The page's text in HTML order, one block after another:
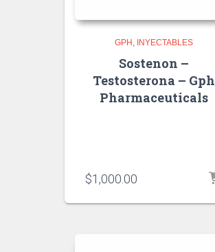
GPH INYECTABLES
Sostenon –
Testosterona – Gph
Pharmaceuticals
$1,000.00